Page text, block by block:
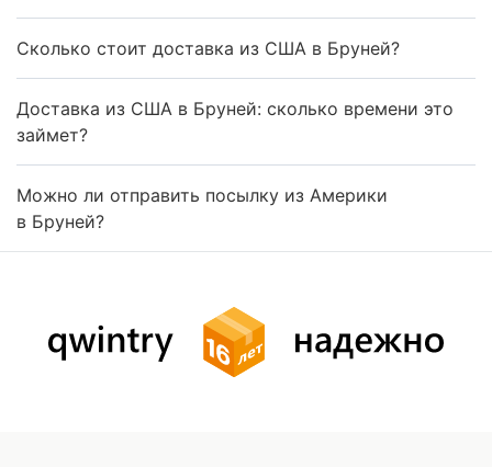
Сколько стоит доставка из США в Бруней?
Доставка из США в Бруней: сколько времени это
займет?
Можно ли отправить посылку из Америки
в Бруней?